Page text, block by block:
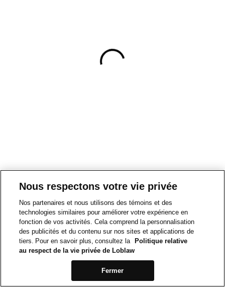
Nous respectons votre vie privée
Nos partenaires et nous utilisons des témoins et des
technologies similaires pour améliorer votre expérience en
fonction de vos activités. Cela comprend la personnalisation
des publicités et du contenu sur nos sites et applications de
tiers. Pour en savoir plus, consultez la
Politique relative
au respect de la vie privée de Loblaw
Fermer